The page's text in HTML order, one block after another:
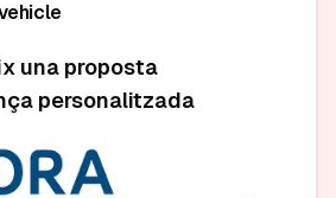
una proposta
personalitzada